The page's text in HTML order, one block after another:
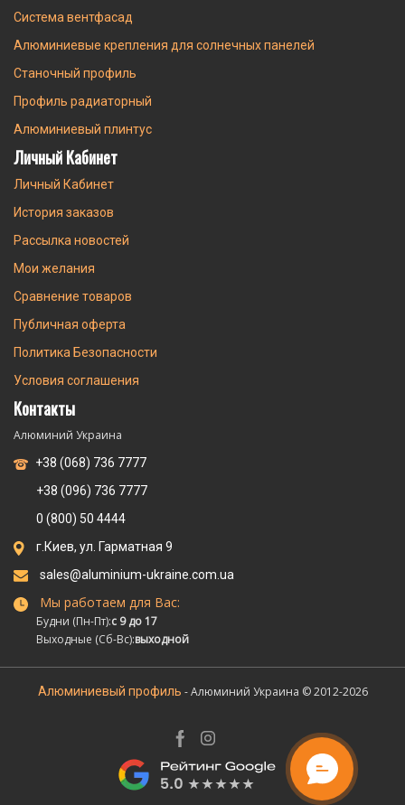
Система вентфасад
Алюминиевые крепления для солнечных панелей
Станочный профиль
Профиль радиаторный
Алюминиевый плинтус
Личный Кабинет
Личный Кабинет
История заказов
Рассылка новостей
Мои желания
Сравнение товаров
Публичная оферта
Политика Безопасности
Условия соглашения
Контакты
Алюминий Украина
+38 (068) 736 7777
+38 (096) 736 7777
0 (800) 50 4444
г.Киев, ул. Гарматная 9
sales@aluminium-ukraine.com.ua
Мы работаем для Вас:
Будни (Пн-Пт):с 9 до 17
Выходные (Сб-Вс):выходной
Алюминиевый профиль - Алюминий Украина © 2012-2026